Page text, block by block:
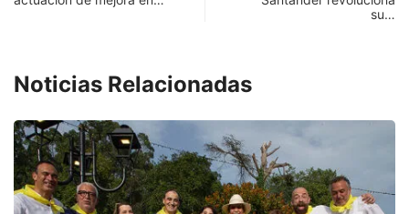
su…
Noticias Relacionadas